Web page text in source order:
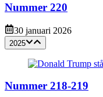
Nummer 220
30 januari 2026
2025
Nummer 218-219